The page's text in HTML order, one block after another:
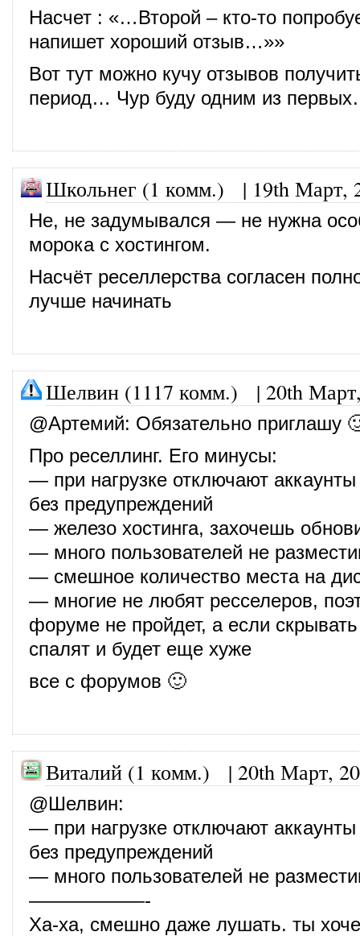
Насчет : «…Второй – кто-то
напишет хороший отзыв…»»
Вот тут можно кучу отзывов
период… Чур буду одним из
Школьнег (1 комм.) | 19th Март,
Не, не задумывался — не нужна
морока с хостингом.
Насчёт реселлерства согласен
лучше начинать
Шелвин (1117 комм.) | 20th
@Артемий: Обязательно приглашу
Про реселлинг. Его минусы:
— при нагрузке отключают аккаунты
без предупреждений
— железо хостинга, захочешь
— много пользователей не
— смешное количество места на
— многие не любят ресселеров,
форуме не пройдет, а если
спалят и будет еще хуже
все с форумов 🙂
Виталий (1 комм.) | 20th Март,
@Шелвин:
— при нагрузке отключают аккаунты
без предупреждений
— много пользователей не
——————-
Ха-ха, смешно даже лушать. ты